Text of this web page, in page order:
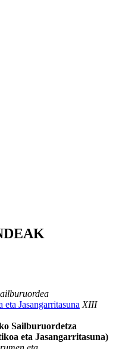
Jasangarritasuna XIII
Sailburuordetza
eta Jasangarritasuna)